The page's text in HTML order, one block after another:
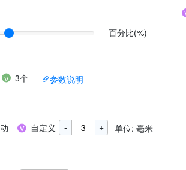
百分比(%)
3个 参数说明
自定义 - + 单位: 毫米